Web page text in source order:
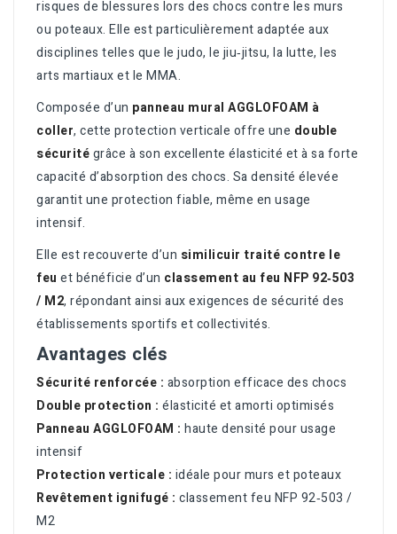
risques de blessures lors des chocs contre les murs
ou poteaux. Elle est particulièrement adaptée aux
disciplines telles que le judo, le jiu‑jitsu, la lutte, les
arts martiaux et le MMA.
Composée d’un panneau mural AGGLOFOAM à
coller, cette protection verticale offre une double
sécuritégrâce à son excellente élasticité et à sa forte
capacité d’absorption des chocs. Sa densité élevée
garantit une protection fiable, même en usage
intensif.
Elle est recouverte d’un similicuir traité contre le
feu et bénéficie d’un classement au feu NFP 92‑503
/ M2, répondant ainsi aux exigences de sécurité des
établissements sportifs et collectivités.
Avantages clés
Sécurité renforcée : absorption efficace des chocs
Double protection : élasticité et amorti optimisés
Panneau AGGLOFOAM : haute densité pour usage
intensif
Protection verticale : idéale pour murs et poteaux
Revêtement ignifugé : classement feu NFP 92‑503 /
M2